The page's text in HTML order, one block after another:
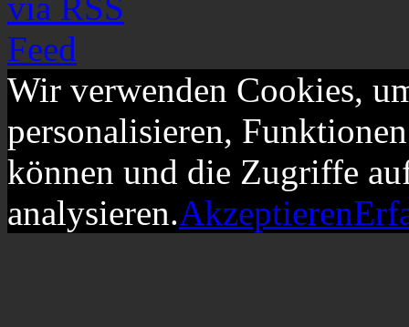
Wir verwenden Cookies,
personalisieren,
können und die Zugriffe
analysieren.Akzeptieren